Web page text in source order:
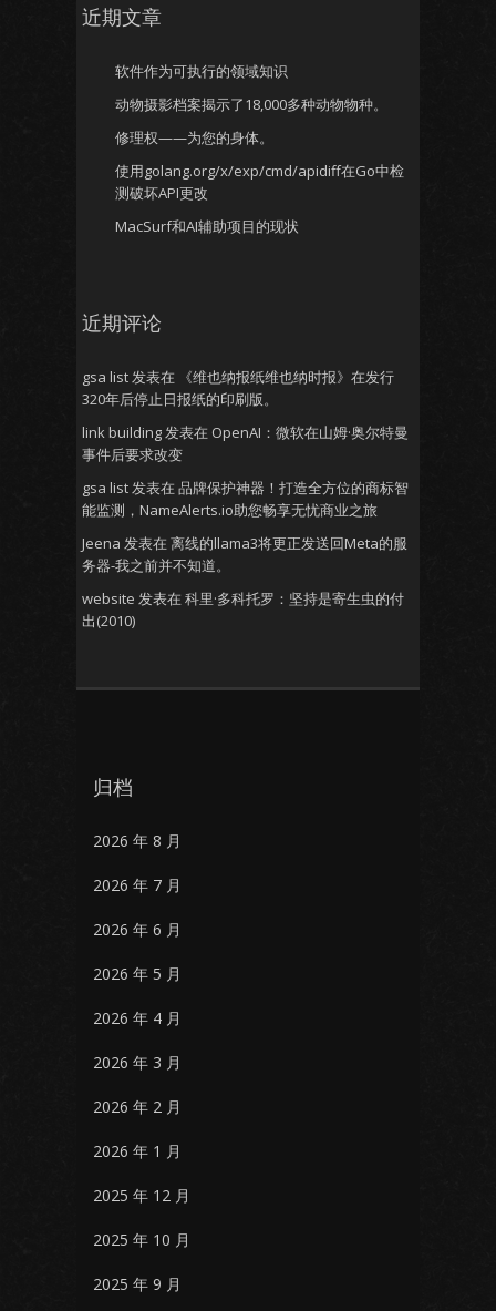
近期文章
软件作为可执行的领域知识
动物摄影档案揭示了18,000多种动物物种。
修理权——为您的身体。
使用golang.org/x/exp/cmd/apidiff在Go中检
测破坏API更改
MacSurf和AI辅助项目的现状
近期评论
gsa list发表在
《维也纳报纸维也纳时报》在发行
320年后停止日报纸的印刷版。
link building发表在 OpenAI：微软在山姆·奥尔特曼
事件后要求改变
gsa list发表在 品牌保护神器！打造全方位的商标智
能监测，NameAlerts.io助您畅享无忧商业之旅
Jeena 发表在 离线的llama3将更正发送回Meta的服
务器-我之前并不知道。
website 发表在 科里·多科托罗：坚持是寄生虫的付
出(2010)
归档
2026 年 8 月
2026 年 7 月
2026 年 6 月
2026 年 5 月
2026 年 4 月
2026 年 3 月
2026 年 2 月
2026 年 1 月
2025 年 12 月
2025 年 10 月
2025 年 9 月